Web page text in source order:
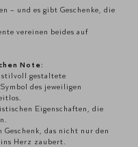
– und es gibt Geschenke, die
vereinen beides auf
Note:
stilvoll gestaltete
des jeweiligen
Eigenschaften, die
das nicht nur den
Herz zaubert.